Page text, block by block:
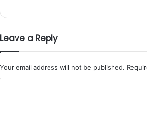
Leave a Reply
Your email address will not be published.